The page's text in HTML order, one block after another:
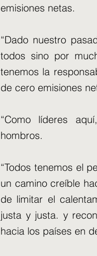
emisiones netas.
“Dado nuestro
todos sino por
tenemos la
de cero emisiones
“Como líderes
hombros.
“Todos tenemos el
un camino creíble
de limitar el
justa y justa. y
hacia los países en